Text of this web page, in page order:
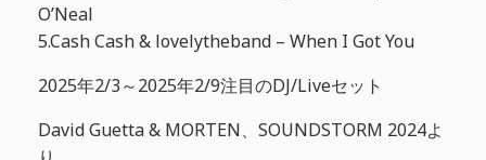
O’Neal
5.Cash Cash & lovelytheband – When I Got You
2025年2/3～2025年2/9注目のDJ/Liveセット
David Guetta & MORTEN、SOUNDSTORM 2024よ